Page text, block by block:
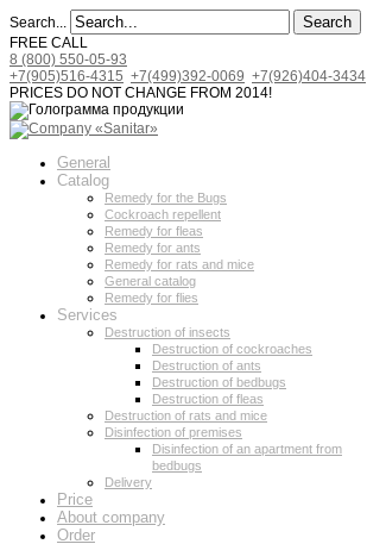
Search... Search
FREE CALL
8 (800) 550-05-93
+7(905)516-4315 +7(499)392-0069 +7(926)404-3434
PRICES DO NOT CHANGE FROM 2014!
General
Catalog
Remedy for the Bugs
Cockroach repellent
Remedy for fleas
Remedy for ants
Remedy for rats and mice
General catalog
Remedy for flies
Services
Destruction of insects
Destruction of cockroaches
Destruction of ants
Destruction of bedbugs
Destruction of fleas
Destruction of rats and mice
Disinfection of premises
Disinfection of an apartment from
bedbugs
Delivery
Price
About company
Order